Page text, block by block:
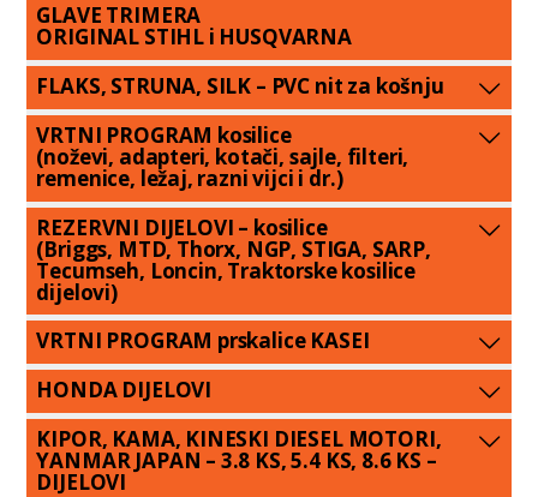
GLAVE TRIMERA
ORIGINAL STIHL i HUSQVARNA
FLAKS, STRUNA, SILK – PVC nit za košnju
VRTNI PROGRAM kosilice
(noževi, adapteri, kotači, sajle, filteri,
remenice, ležaj, razni vijci i dr.)
REZERVNI DIJELOVI – kosilice
(Briggs, MTD, Thorx, NGP, STIGA, SARP,
Tecumseh, Loncin, Traktorske kosilice
dijelovi)
VRTNI PROGRAM prskalice KASEI
HONDA DIJELOVI
KIPOR, KAMA, KINESKI DIESEL MOTORI,
YANMAR JAPAN – 3.8 KS, 5.4 KS, 8.6 KS –
DIJELOVI